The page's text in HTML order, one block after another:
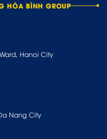
HÒA BÌNH GROUP
Hanoi City
Nang City